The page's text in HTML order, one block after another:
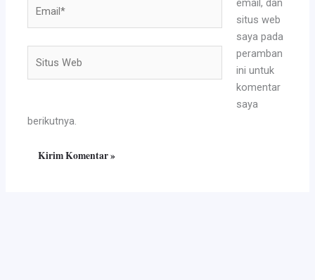
Web
email, dan
situs web
saya pada
peramban
ini untuk
komentar
saya
berikutnya.